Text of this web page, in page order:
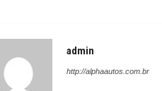
admin
http://alphaautos.com.br